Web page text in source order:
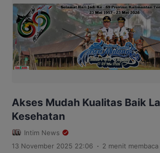
Akses Mudah Kualitas Baik
Kesehatan
Intim News
13 November 2025 22:06 . 2 menit membaca